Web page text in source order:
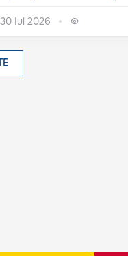
30 Iul 2026